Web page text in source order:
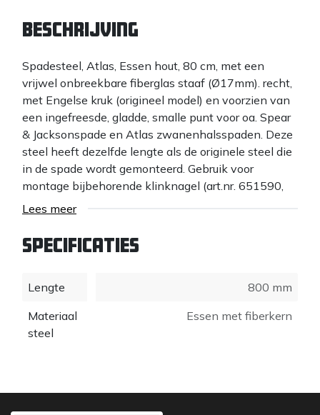
Beschrijving
Spadesteel, Atlas, Essen hout, 80 cm, met een
vrijwel onbreekbare fiberglas staaf (Ø17mm). recht,
met Engelse kruk (origineel model) en voorzien van
een ingefreesde, gladde, smalle punt voor oa. Spear
& Jacksonspade en Atlas zwanenhalsspaden. Deze
steel heeft dezelfde lengte als de originele steel die
in de spade wordt gemonteerd. Gebruik voor
montage bijbehorende klinknagel (art.nr. 651590,
incl. montage advies). De Atlas essenhouten steel is
ervoor dat het hout kan ademen, geen water of vuil
opneemt en de mooie blanke kleur behoudt.
gladde steel, waardoor blaren worden voorkomen.
verlengde levensduur van het tuingereedschap en
zo de duurzaamheid. Het plantaardig waxen van
onderstammen, waarin het beste hout zit, na twee
drogingsprocessen geheel Energie Neutraal in
Lees meer
Specificaties
Lengte
800 mm
Materiaal
steel
Essen met fiberkern